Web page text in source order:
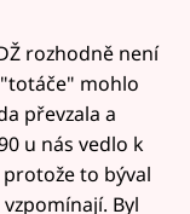
rozhodně není
mohlo
převzala a
u nás vedlo k
to býval
Byl